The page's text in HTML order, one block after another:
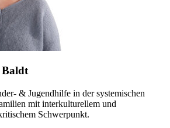
& Jugendhilfe in der systemischen
mit interkulturellem und
Schwerpunkt.